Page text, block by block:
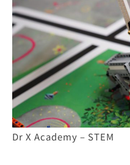
Dr X Academy – STEM